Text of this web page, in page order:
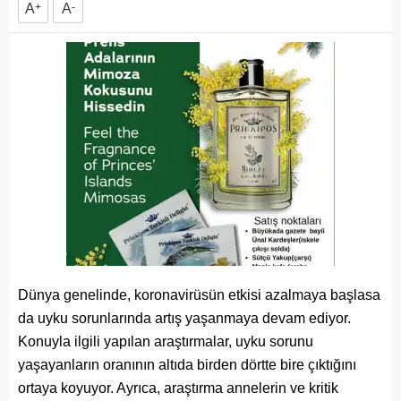
A+ A-
Dünya genelinde, koronavirüsün etkisi azalmaya başlasa
da uyku sorunlarında artış yaşanmaya devam ediyor.
Konuyla ilgili yapılan araştırmalar, uyku sorunu
yaşayanların oranının altıda birden dörtte bire çıktığını
ortaya koyuyor. Ayrıca, araştırma annelerin ve kritik